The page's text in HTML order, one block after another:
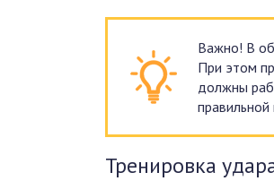
Важно! В
При этом
должны
правильной
Тренировка